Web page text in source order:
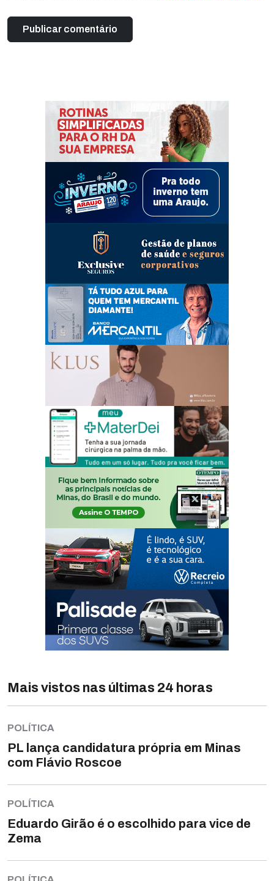
Mais vistos nas últimas 24 horas
POLÍTICA
PL lança candidatura própria em Minas
com Flávio Roscoe
POLÍTICA
Eduardo Girão é o escolhido para vice de
Zema